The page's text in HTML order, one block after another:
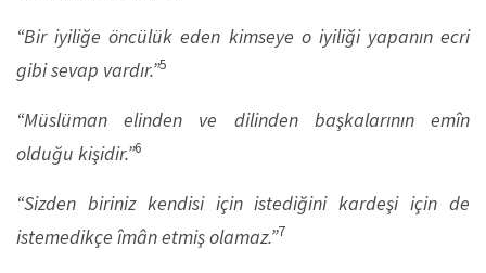
“Bir iyiliğe öncülük eden kimseye o iyiliği yapanın ecri
gibi sevap vardır.”5
“Müslüman elinden ve dilinden başkalarının emîn
olduğu kişidir.”6
“Sizden biriniz kendisi için istediğini kardeşi için de
istemedikçe îmân etmiş olamaz.”7